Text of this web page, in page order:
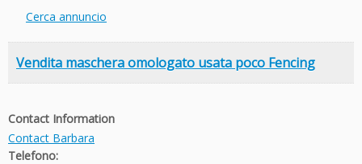
Cerca annuncio
Vendita maschera omologato usata poco Fencing
Contact Information
Contact Barbara
Telefono: